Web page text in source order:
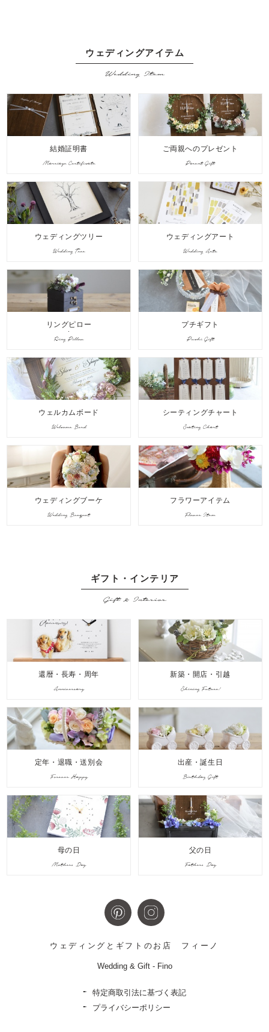
ウェディングアイテム
Wedding Item
結婚証明書
Marriage Certificate
ご両親へのプレゼント
Parent Gift
ウェディングツリー
Wedding Tree
ウェディングアート
Wedding Arts
リングピロー
Ring Pillow
プチギフト
Puchi Gift
ウェルカムボード
Welcome Bord
シーティングチャート
Seating Chart
ウェディングブーケ
Wedding Bouquet
フラワーアイテム
Flower Item
ギフト・インテリア
Gift & Interior
還暦・長寿・周年
Anniversary
新築・開店・引越
Shining Future!
定年・退職・送別会
Forever Happy
出産・誕生日
Birthday Gift
母の日
Mothers Day
父の日
Fathers Day
ウェディングとギフトのお店 フィーノ
Wedding & Gift - Fino
特定商取引法に基づく表記
プライバシーポリシー